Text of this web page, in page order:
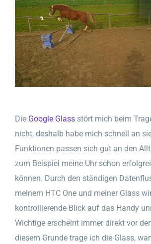
Die Google Glass stört mich beim
nicht, deshalb habe mich schnell an
Funktionen passen sich gut an den
zum Beispiel meine Uhr schon
können. Durch den ständigen
meinem HTC One und meiner Glass
kontrollierende Blick auf das Handy
Wichtige erscheint immer direkt vor
diesem Grunde trage ich die Glass,